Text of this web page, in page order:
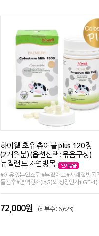
하이웰 초유 츄어블 plus 120정
(2개월분) (옵션선택: 묶음구성)
뉴질랜드 자연방목
#이유있는입소문 #뉴질랜드 #사계절방목
돌전후#면역인자(IgG)와 성장인자(IGF-1)
72,000원 (리뷰수 : 6,623)